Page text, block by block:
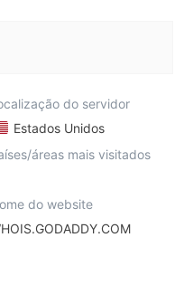
do servidor
Estados Unidos
áreas mais visitados
do website